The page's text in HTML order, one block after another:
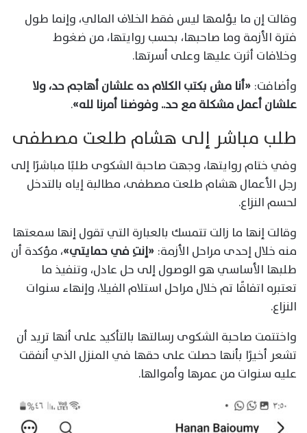
وقالت إن ما يؤلمها ليس فقط الخلاف المالي، وإنما طول
فترة الأزمة وما صاحبها، بحسب روايتها، من ضغوط
وخلافات أثرت عليها وعلى أسرتها.
وأضافت: «أنا مش بكتب الكلام ده علشان أهاجم حد، ولا
علشان أعمل مشكلة مع حد.. وفوضنا أمرنا لله».
طلب مباشر إلى هشام طلعت مصطفى
وفي ختام روايتها، وجهت صاحبة الشكوى طلبًا مباشرًا إلى
رجل الأعمال هشام طلعت مصطفى، مطالبة إياه بالتدخل
لحسم النزاع.
وقالت إنها ما زالت تتمسك بالعبارة التي تقول إنها سمعتها
منه خلال إحدى مراحل الأزمة: «إنتِ في حمايتي»، مؤكدة أن
طلبها الأساسي هو الوصول إلى حل عادل، وتنفيذ ما
تعتبره اتفاقًا تم خلال مراحل استلام الفيلا، وإنهاء سنوات
النزاع.
واختتمت صاحبة الشكوى رسالتها بالتأكيد على أنها تريد أن
تشعر أخيرًا بأنها حصلت على حقها في المنزل الذي أنفقت
عليه سنوات من عمرها وأموالها.